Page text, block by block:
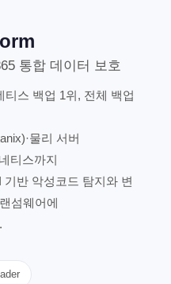
통합 데이터 보호
티스 백업 1위, 전체 백업
물리 서버
티스까지
반 악성코드 탐지와 변
섬웨어에